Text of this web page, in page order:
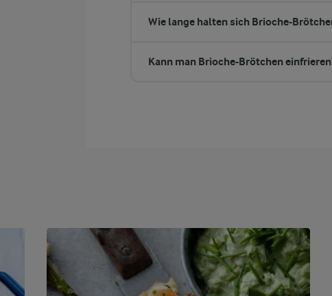
Wie lange halten sich Brioche-
Kann man Brioche-Brötchen